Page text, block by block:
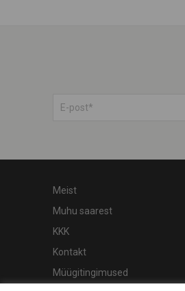
Meist
Muhu saarest
KKK
Kontakt
Müügitingimused